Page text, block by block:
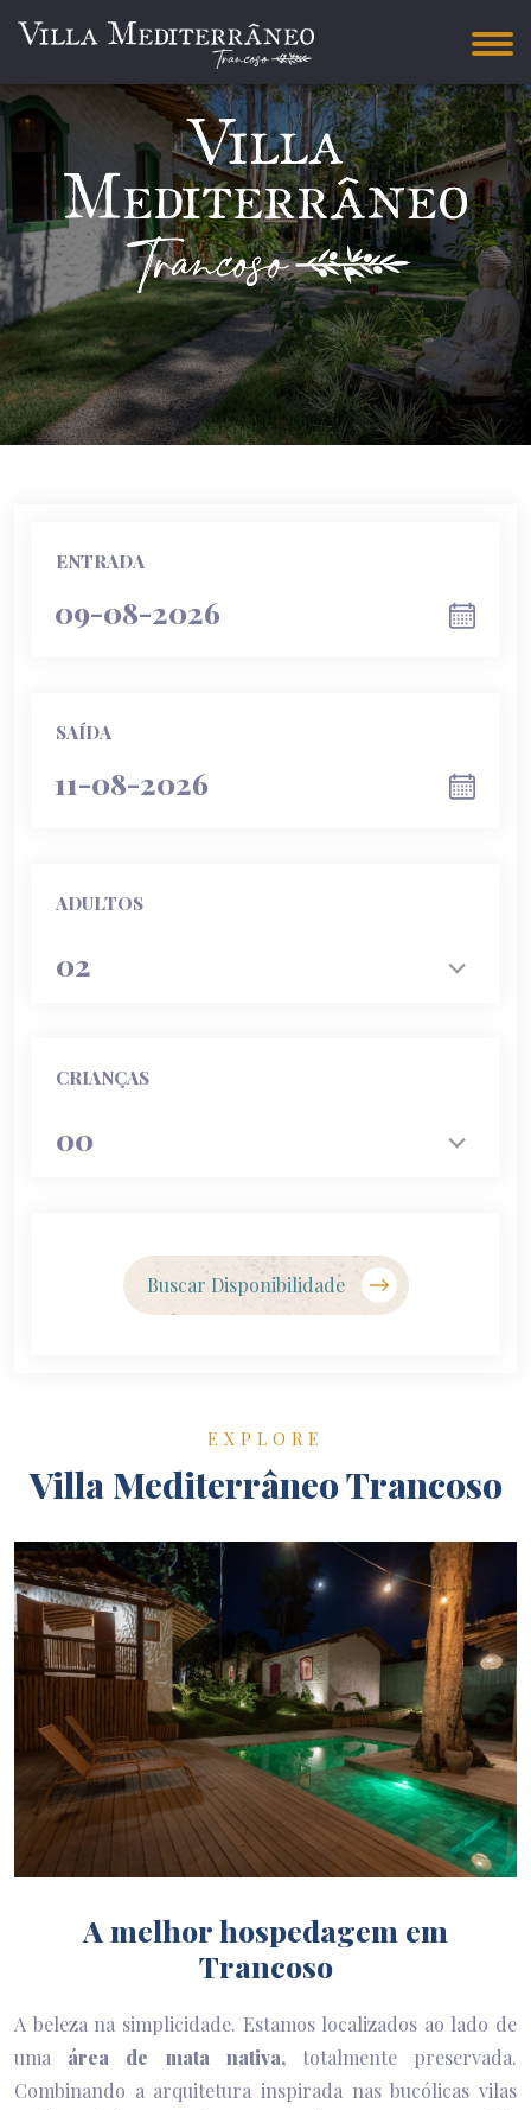
ENTRADA
SAÍDA
ADULTOS
02
CRIANÇAS
00
Buscar Disponibilidade
EXPLORE
Villa Mediterrâneo Trancoso
A melhor hospedagem em
Trancoso
A beleza na simplicidade. Estamos localizados ao lado de
uma área de mata nativa,totalmente preservada.
Combinando a arquitetura inspirada nas bucólicas vilas